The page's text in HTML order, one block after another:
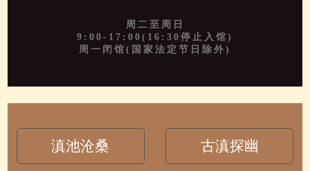
周二至周日
9:00-17:00(16:30停止入馆)
周一闭馆(国家法定节日除外)
滇池沧桑 古滇探幽